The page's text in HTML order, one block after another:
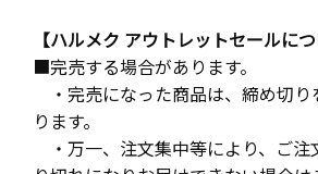
【ハルメク アウトレットセールに
■完売する場合があります。
・完売になった商品は、締め切り
ります。
・万一、注文集中等により、ご注